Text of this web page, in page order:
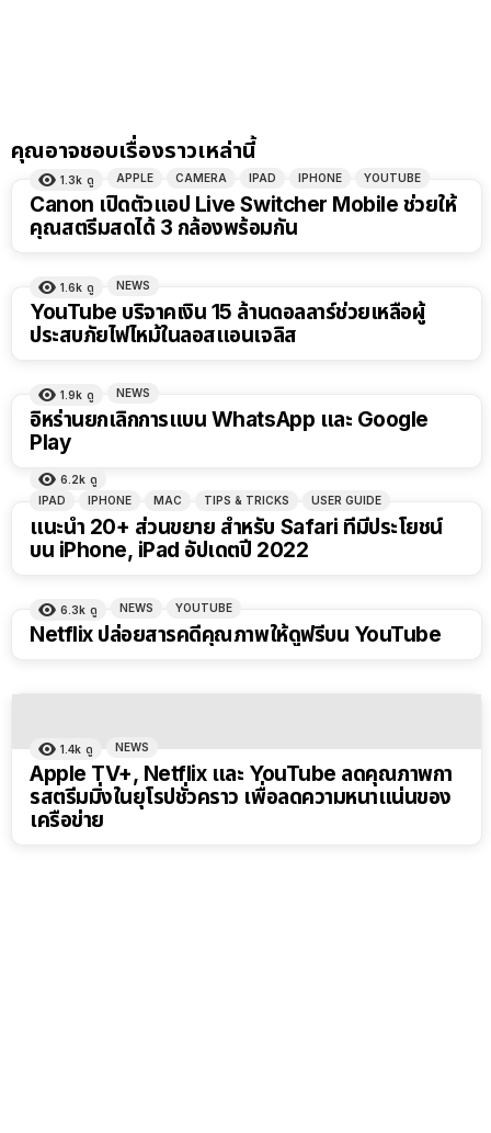
คุณอาจชอบเรื่องราวเหล่านี้
1.3k ดู APPLE CAMERA IPAD IPHONE YOUTUBE
Canon เปิดตัวแอป Live Switcher Mobile ช่วยให้
คุณสตรีมสดได้ 3 กล้องพร้อมกัน
1.6k ดู NEWS
YouTube บริจาคเงิน 15 ล้านดอลลาร์ช่วยเหลือผู้
ประสบภัยไฟไหม้ในลอสแอนเจลิส
1.9k ดู NEWS
อิหร่านยกเลิกการแบน WhatsApp และ Google
Play
6.2k ดู
IPAD
IPHONE MAC TIPS & TRICKS USER GUIDE
แนะนำ 20+ ส่วนขยาย สำหรับ Safari ที่มีประโยชน์
บน iPhone, iPad อัปเดตปี 2022
6.3k ดู NEWS YOUTUBE
Netflix ปล่อยสารคดีคุณภาพให้ดูฟรีบน YouTube
1.4k ดู NEWS
Apple TV+, Netflix และ YouTube ลดคุณภาพกา
รสตรีมมิ่งในยุโรปชั่วคราว เพื่อลดความหนาแน่นของ
เครือข่าย